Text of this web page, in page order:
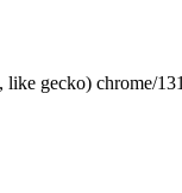
gecko) chrome/